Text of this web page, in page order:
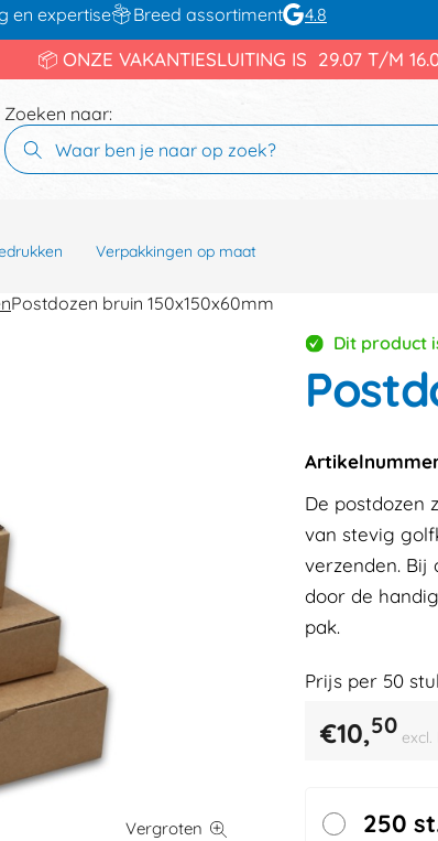
en expertise Breed assortiment 4.8
📦 ONZE VAKANTIESLUITING IS 29.07 T/M
Zoeken naar:
Verpakkingen op maat
Postdozen bruin 150x150x60mm
Dit product
De postdozen
van stevig
verzenden. Bij
door de
pak.
Prijs per 50
€10,50
250